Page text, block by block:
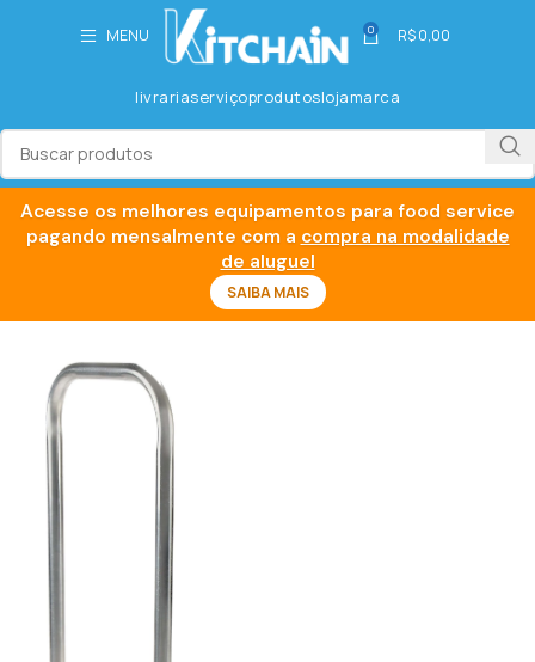
MENU 0 R$0,00
livrariaserviçoprodutoslojamarca
Acesse os melhores equipamentos para food service
pagando mensalmente com a compra na modalidade
de aluguel
SAIBA MAIS